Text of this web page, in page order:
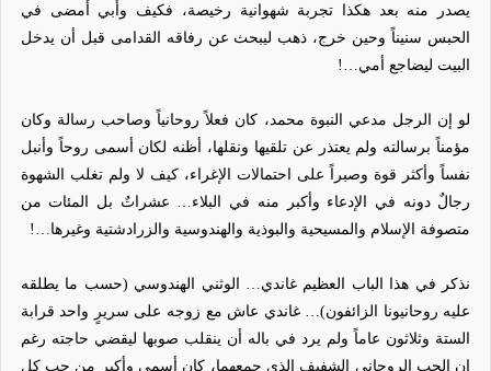
يصدر منه بعد هكذا تجربة شهوانية رخيصة، فكيف وأبي أمضى في
الحبس سنيناً وحين خرج، ذهب ليبحث عن رفاقه القدامى قبل أن يدخل
البيت ليضاجع أمي…!
لو إن الرجل مدعي النبوة محمد، كان فعلاً روحانياً وصاحب رسالة وكان
مؤمناً برسالته ولم يعتذر عن تلقيها ونقلها، أظنه لكان أسمى روحاً وأنبل
نفساً وأكثر قوة وصبراً على احتمالات الإغراء، كيف لا ولم تغلب الشهوة
رجالٌ دونه في الإدعاء وأكبر منه في البلاء… عشراتٌ بل المئات من
متصوفة الإسلام والمسيحية والبوذية والهندوسية والزرادشتية وغيرها…!
نذكر في هذا الباب العظيم غاندي… الوثني الهندوسي (حسب ما يطلقه
عليه روحانيونا الزائفون)… غاندي عاش مع زوجه على سريرٍ واحد قرابة
الستة وثلاثون عاماً ولم يرد في باله أن ينقلب صوبها ليقضي حاجته رغم
إن الحب الروحاني الشفيف الذي جمعهما، كان أسمى وأكبر من حب كل